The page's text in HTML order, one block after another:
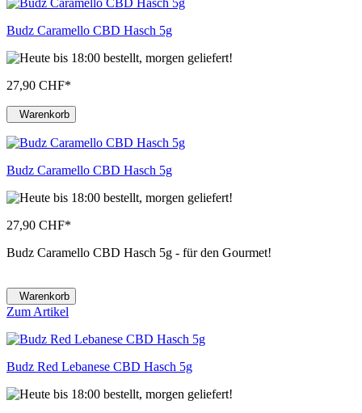
Budz Caramello CBD Hasch 5g
27,90 CHF*
Warenkorb
Budz Caramello CBD Hasch 5g
27,90 CHF*
Budz Caramello CBD Hasch 5g - für den Gourmet!
Warenkorb
Zum Artikel
Budz Red Lebanese CBD Hasch 5g